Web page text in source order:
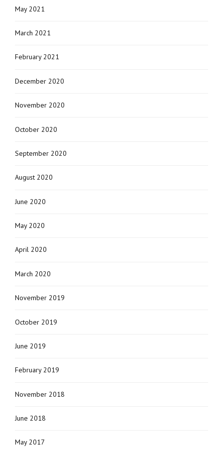
May 2021
March 2021
February 2021
December 2020
November 2020
October 2020
September 2020
August 2020
June 2020
May 2020
April 2020
March 2020
November 2019
October 2019
June 2019
February 2019
November 2018
June 2018
May 2017